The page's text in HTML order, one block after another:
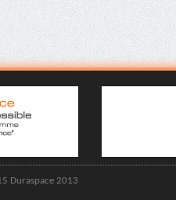
Duraspace 2013